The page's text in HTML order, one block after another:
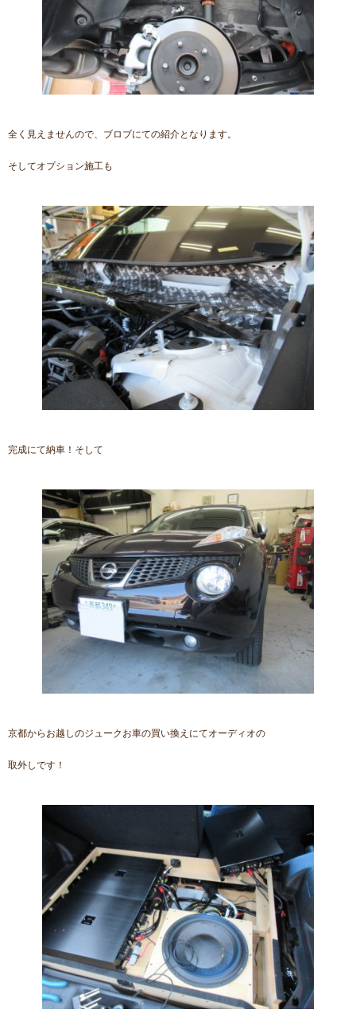
全く見えませんので、ブロブにての紹介となります。
そしてオプション施工も
完成にて納車！そして
京都からお越しのジュークお車の買い換えにてオーディオの
取外しです！